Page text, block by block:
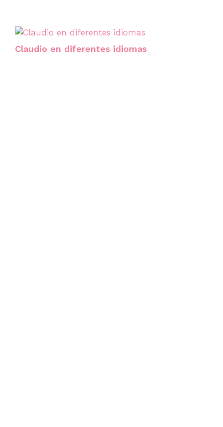
Claudio en diferentes idiomas